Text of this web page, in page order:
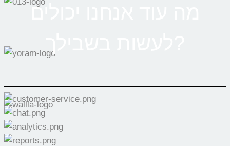
מה עוד אנחנו יכולים